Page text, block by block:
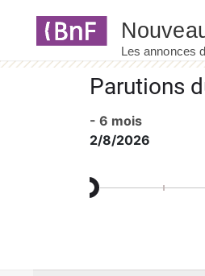
Parutions
- 6 mois
2/8/2026